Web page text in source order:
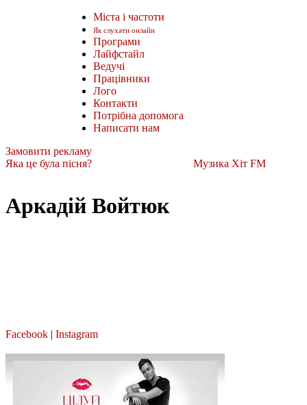
Міста і частоти
Як слухати онлайн
Програми
Лайфстайл
Ведучі
Працівники
Лого
Контакти
Потрібна допомога
Написати нам
Замовити рекламу
Яка це була пісня?
Музика Хіт FM
Аркадій Войтюк
Facebook | Instagram